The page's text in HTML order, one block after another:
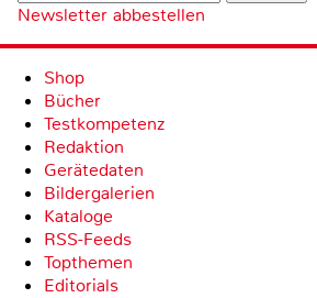
Newsletter abbestellen
Shop
Bücher
Testkompetenz
Redaktion
Gerätedaten
Bildergalerien
Kataloge
RSS-Feeds
Topthemen
Editorials